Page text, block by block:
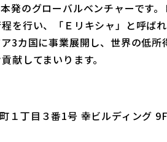
発のグローバルベンチャーです
を行い、「Ｅリキシャ」と呼ば
3カ国に事業展開し、世界の低
献してまいります。
１丁目３番1号 幸ビルディング